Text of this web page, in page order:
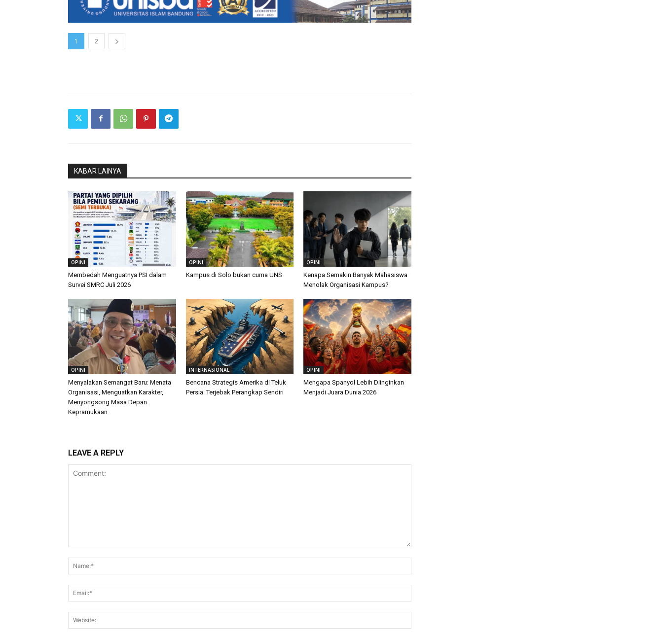
1 2
KABAR LAINYA
OPINI
Membedah Menguatnya PSI dalam
Survei SMRC Juli 2026
OPINI
Kampus di Solo bukan cuma UNS
OPINI
Kenapa Semakin Banyak Mahasiswa
Menolak Organisasi Kampus?
OPINI
Menyalakan Semangat Baru: Menata
Organisasi, Menguatkan Karakter,
Menyongsong Masa Depan
Kepramukaan
INTERNASIONAL
Bencana Strategis Amerika di Teluk
Persia: Terjebak Perangkap Sendiri
OPINI
Mengapa Spanyol Lebih Diinginkan
Menjadi Juara Dunia 2026
LEAVE A REPLY